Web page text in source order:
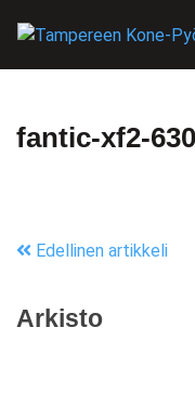
fantic-xf2-
Edellinen artikkeli
Arkisto